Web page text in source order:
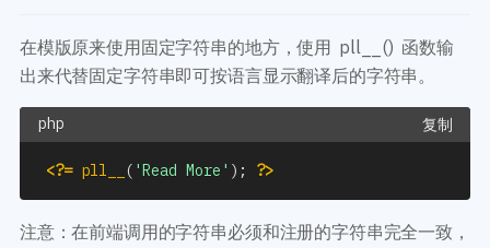
在模版原来使用固定字符串的地方，使用 pll__() 函数输
出来代替固定字符串即可按语言显示翻译后的字符串。
复制
<?= pll__ ( 'Read More' ) ; ?>
注意：在前端调用的字符串必须和注册的字符串完全一致，